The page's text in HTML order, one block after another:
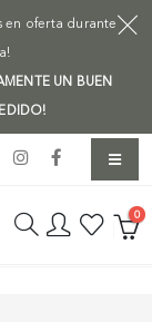
en oferta durante
UN BUEN
0